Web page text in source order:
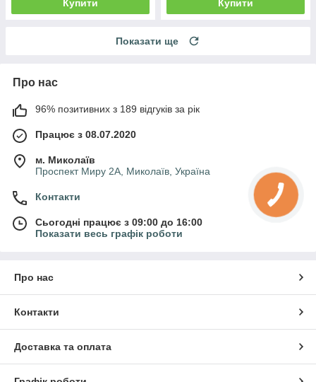
Купити Купити
Показати ще
Про нас
96% позитивних з 189 відгуків за рік
Працює з 08.07.2020
м. Миколаїв
Проспект Миру 2А, Миколаїв, Україна
Контакти
Сьогодні працює з 09:00 до 16:00
Показати весь графік роботи
Про нас
Контакти
Доставка та оплата